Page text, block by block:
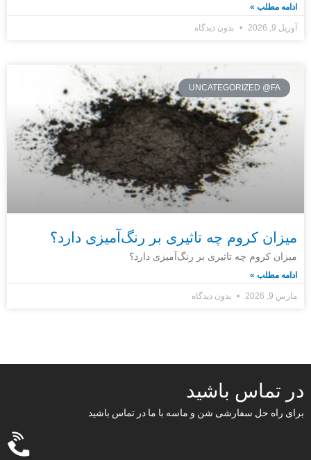
ادامه مطلب »
آوریل 9, 2026 بدون دیدگاه
UNCATEGORIZED @FA
میزان کروم چه تاثیری بر رنگ‌آمیزی دارد؟
میزان کروم چه تاثیری بر رنگ‌آمیزی دارد؟
ادامه مطلب »
مارس 9, 2026 بدون دیدگاه
در تماس باشید
برای راه حل سفارشی شن و ماسه با ما در تماس باشید